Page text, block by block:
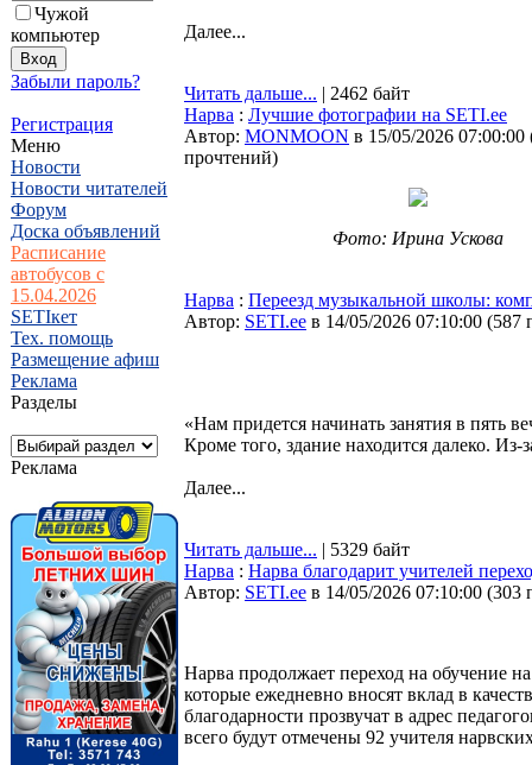
Чужой
компьютер
Забыли пароль?
Регистрация
Меню
Новости
Новости читателей
Форум
Доска объявлений
Расписание
автобусов с
15.04.2026
SETIкет
Тех. помощь
Размещение афиш
Реклама
Разделы
Реклама
Далее...
Читать дальше... | 2462 байт
Нарва : Лучшие фотографии на SETI.ee
Автор: MONMOON в 15/05/2026 07:00:00
прочтений)
Фото: Ирина Ускова
Нарва : Переезд музыкальной школы:
Автор: SETI.ee в 14/05/2026 07:10:00 (587
«Нам придется начинать занятия в пять
Кроме того, здание находится далеко.
Далее...
Читать дальше... | 5329 байт
Нарва : Нарва благодарит учителей
Автор: SETI.ee в 14/05/2026 07:10:00 (303
Нарва продолжает переход на обучение
которые ежедневно вносят вклад в
благодарности прозвучат в адрес
всего будут отмечены 92 учителя